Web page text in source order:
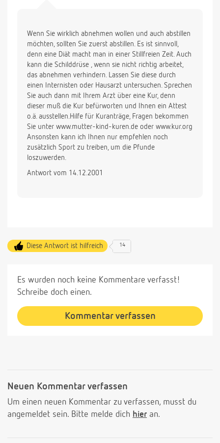
Wenn Sie wirklich abnehmen wollen und auch abstillen
möchten, sollten Sie zuerst abstillen. Es ist sinnvoll,
denn eine Diät macht man in einer Stillfreien Zeit. Auch
kann die Schilddrüse , wenn sie nicht richtig arbeitet,
das abnehmen verhindern. Lassen Sie diese durch
einen Internisten oder Hausarzt untersuchen. Sprechen
Sie auch dann mit Ihrem Arzt über eine Kur, denn
dieser muß die Kur befürworten und Ihnen ein Attest
o.ä. ausstellen.Hilfe für Kuranträge, Fragen bekommen
Sie unter www.mutter-kind-kuren.de oder www.kur.org
Ansonsten kann ich Ihnen nur empfehlen noch
zusätzlich Sport zu treiben, um die Pfunde
loszuwerden.
Antwort vom 14.12.2001
Diese Antwort ist hilfreich 14
Es wurden noch keine Kommentare verfasst!
Schreibe doch einen.
Kommentar verfassen
Neuen Kommentar verfassen
Um einen neuen Kommentar zu verfassen, musst du
angemeldet sein. Bitte melde dich hier an.